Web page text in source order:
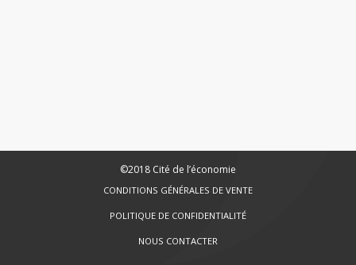
©2018 Cité de l’économie
CONDITIONS GÉNÉRALES DE VENTE
POLITIQUE DE CONFIDENTIALITÉ
NOUS CONTACTER